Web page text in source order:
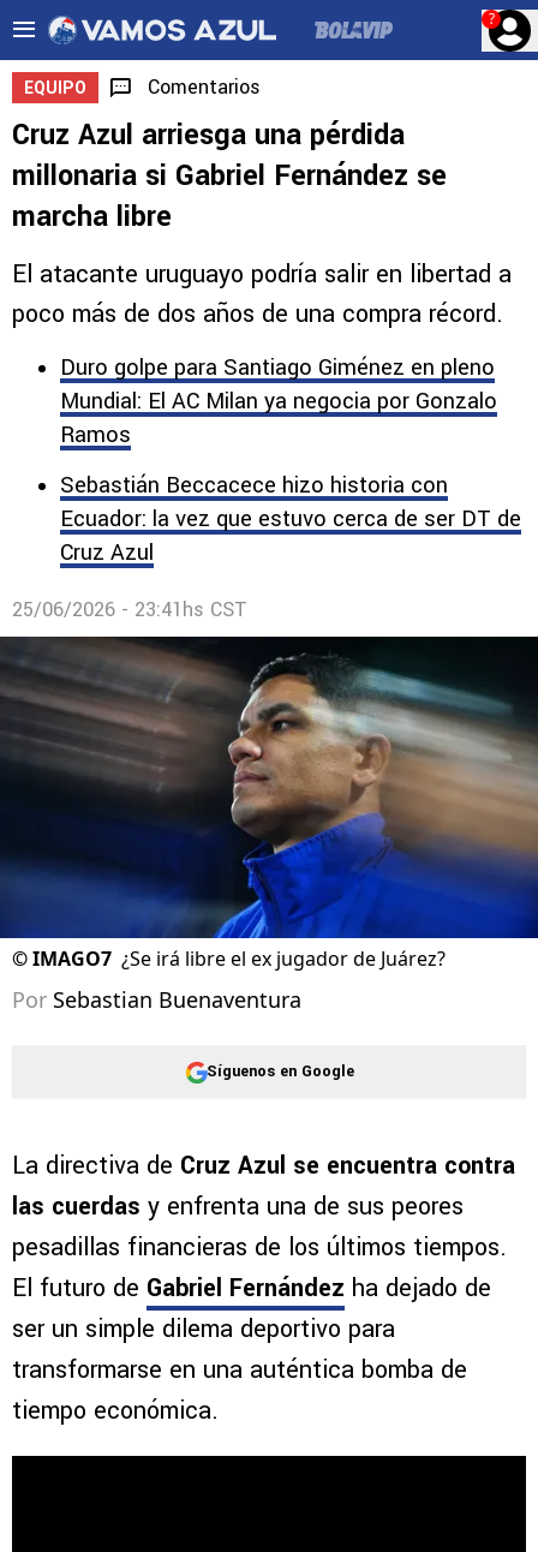
?
EQUIPO Comentarios
Cruz Azul arriesga una pérdida
millonaria si Gabriel Fernández se
marcha libre
El atacante uruguayo podría salir en libertad a
poco más de dos años de una compra récord.
Duro golpe para Santiago Giménez en pleno
Mundial: El AC Milan ya negocia por Gonzalo
Ramos
Sebastián Beccacece hizo historia con
Ecuador: la vez que estuvo cerca de ser DT de
Cruz Azul
25/06/2026 - 23:41hs CST
©IMAGO7 ¿Se irá libre el ex jugador de Juárez?
Por Sebastian Buenaventura
Síguenos en Google
La directiva de Cruz Azul se encuentra contra
las cuerdas y enfrenta una de sus peores
pesadillas financieras de los últimos tiempos.
El futuro de Gabriel Fernández ha dejado de
ser un simple dilema deportivo para
transformarse en una auténtica bomba de
tiempo económica.